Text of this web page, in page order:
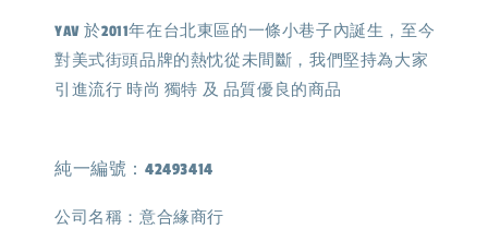
YAV 於2011年在台北東區的一條小巷子內誕生，至今
對美式街頭品牌的熱忱從未間斷，我們堅持為大家
引進流行 時尚 獨特 及 品質優良的商品
純一編號：42493414
公司名稱：意合緣商行